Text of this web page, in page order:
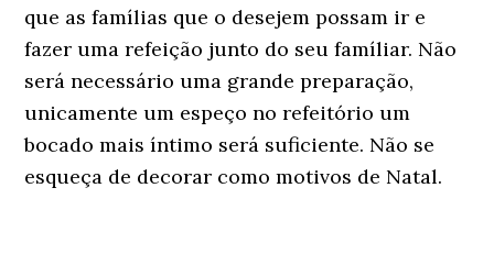
que as famílias que o desejem possam ir e
fazer uma refeição junto do seu famíliar. Não
será necessário uma grande preparação,
unicamente um espeço no refeitório um
bocado mais íntimo será suficiente. Não se
esqueça de decorar como motivos de Natal.